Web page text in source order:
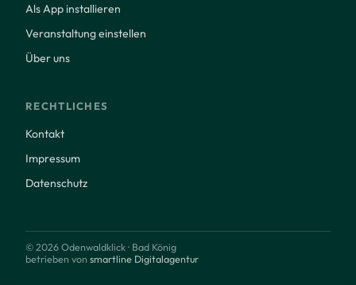
Als App installieren
Veranstaltung einstellen
Über uns
RECHTLICHES
Kontakt
Impressum
Datenschutz
© 2026 Odenwaldklick · Bad König
betrieben von smartline Digitalagentur